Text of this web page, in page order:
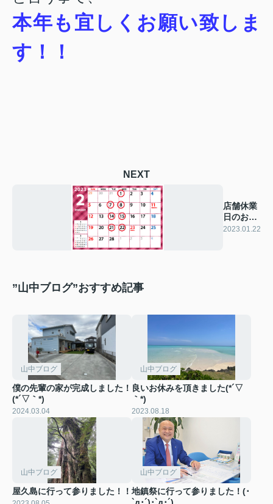
本年も宜しくお願い致しま
す！！
NEXT
店舗休業
日のお知
らせ
2023.01.22
”山中ブログ”おすすめ記事
山中ブログ
僕の先輩の家が完成しました！
(*´▽｀*)
2024.03.04
山中ブログ
良いお休みを頂きました(*´▽
｀*)
2023.08.18
山中ブログ
屋久島に行って参りました！！
山中ブログ
地鎮祭に行って参りました！(･